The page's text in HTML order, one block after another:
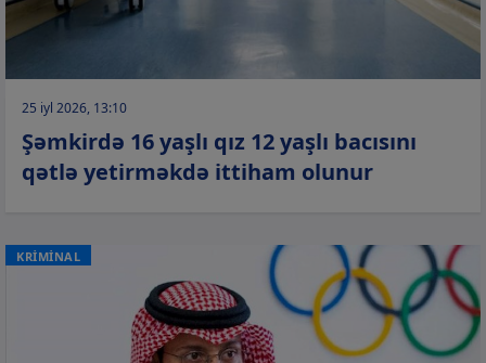
25 iyl 2026, 13:10
Şəmkirdə 16 yaşlı qız 12 yaşlı bacısını
qətlə yetirməkdə ittiham olunur
KRİMİNAL